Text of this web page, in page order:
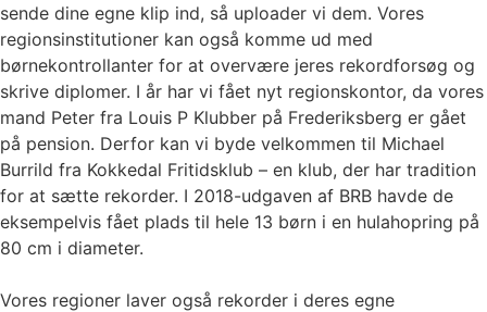
sende dine egne klip ind, så uploader vi dem. Vores
regionsinstitutioner kan også komme ud med
børnekontrollanter for at overvære jeres rekordforsøg og
skrive diplomer. I år har vi fået nyt regionskontor, da vores
mand Peter fra Louis P Klubber på Frederiksberg er gået
på pension. Derfor kan vi byde velkommen til Michael
Burrild fra Kokkedal Fritidsklub – en klub, der har tradition
for at sætte rekorder. I 2018-udgaven af BRB havde de
eksempelvis fået plads til hele 13 børn i en hulahopring på
80 cm i diameter.
Vores regioner laver også rekorder i deres egne